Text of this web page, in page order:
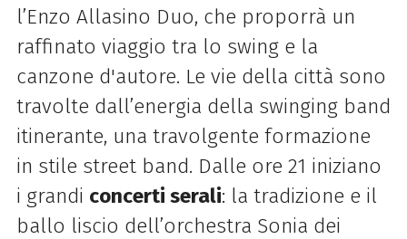
l’Enzo Allasino Duo, che proporrà un
raffinato viaggio tra lo swing e la
canzone d'autore. Le vie della città sono
travolte dall’energia della swinging band
itinerante, una travolgente formazione
in stile street band. Dalle ore 21 iniziano
i grandi concerti serali: la tradizione e il
ballo liscio dell’orchestra Sonia dei